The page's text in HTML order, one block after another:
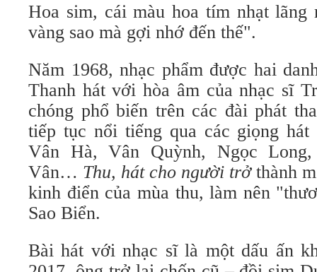
Hoa sim, cái màu hoa tím nhạt
vàng sao mà gợi nhớ đến thế".
Năm 1968, nhạc phẩm được hai
Thanh hát với hòa âm của nhạc sĩ
chóng phổ biến trên các đài phát
tiếp tục nổi tiếng qua các giọng
Vân Hà, Vân Quỳnh, Ngọc Long,
Vân… Thu, hát cho người trởthành
kinh điển của mùa thu, làm nên
Sao Biển.
Bài hát với nhạc sĩ là một dấu ấn